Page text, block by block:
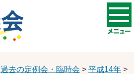
過去の定例会・臨時会 > 平成14年>